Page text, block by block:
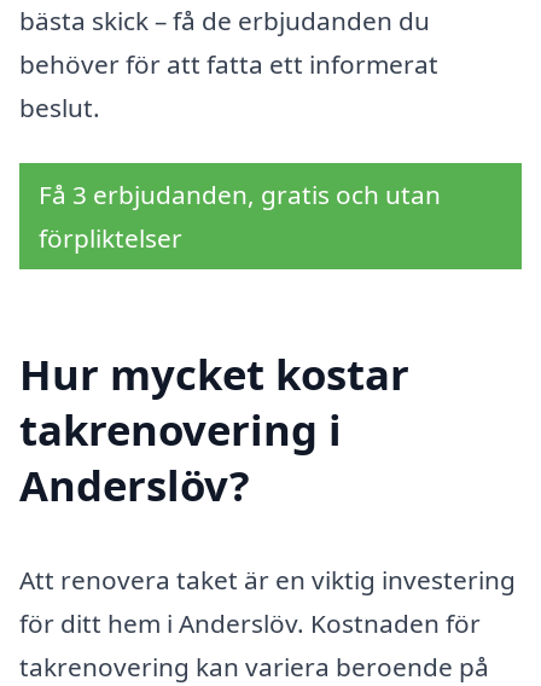
bästa skick – få de erbjudanden du
behöver för att fatta ett informerat
beslut.
Få 3 erbjudanden, gratis och utan
förpliktelser
Hur mycket kostar
takrenovering i
Anderslöv?
Att renovera taket är en viktig investering
för ditt hem i Anderslöv. Kostnaden för
takrenovering kan variera beroende på